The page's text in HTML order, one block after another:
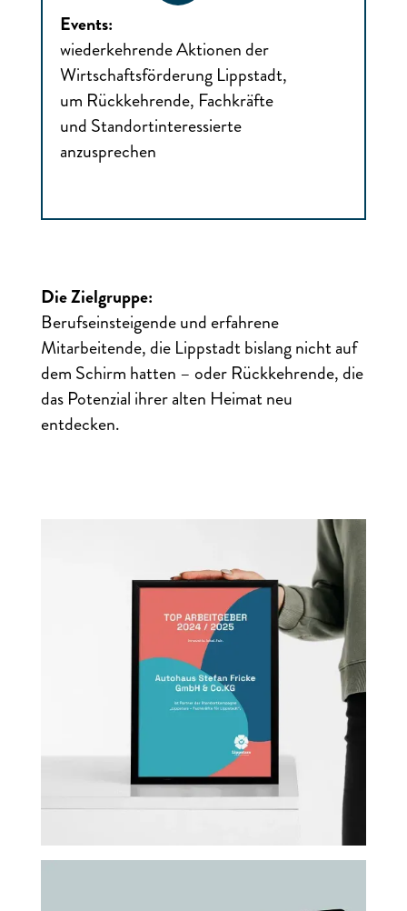
Events:
wiederkehrende Aktionen der
Wirtschaftsförderung Lippstadt,
um Rückkehrende, Fachkräfte
und Standortinteressierte
anzusprechen
Die Zielgruppe:
Berufseinsteigende und erfahrene
Mitarbeitende, die Lippstadt bislang nicht auf
dem Schirm hatten – oder Rückkehrende, die
das Potenzial ihrer alten Heimat neu
entdecken.